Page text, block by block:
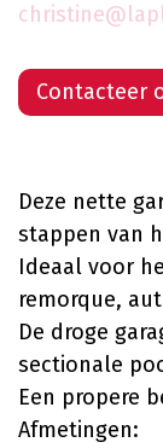
Contacteer
Deze nette
stappen van
Ideaal voor
remorque,
De droge
sectionale
Een propere
Afmetingen: